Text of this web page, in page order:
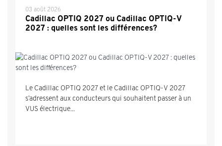
03 août 2026
Cadillac OPTIQ 2027 ou Cadillac OPTIQ-V
2027 : quelles sont les différences?
Le Cadillac OPTIQ 2027 et le Cadillac OPTIQ-V 2027
s’adressent aux conducteurs qui souhaitent passer à un
VUS électrique...